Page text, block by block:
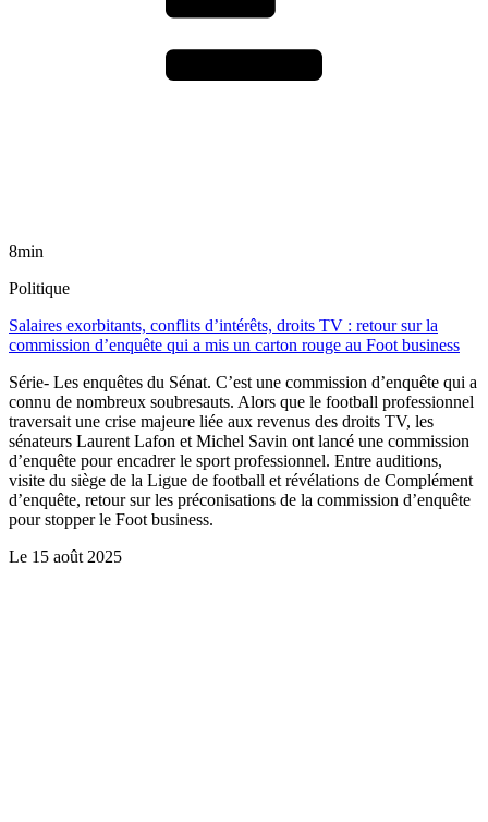
8min
Politique
Salaires exorbitants, conflits d’intérêts, droits TV : retour sur la
commission d’enquête qui a mis un carton rouge au Foot business
Série- Les enquêtes du Sénat. C’est une commission d’enquête qui a
connu de nombreux soubresauts. Alors que le football professionnel
traversait une crise majeure liée aux revenus des droits TV, les
sénateurs Laurent Lafon et Michel Savin ont lancé une commission
d’enquête pour encadrer le sport professionnel. Entre auditions,
visite du siège de la Ligue de football et révélations de Complément
d’enquête, retour sur les préconisations de la commission d’enquête
pour stopper le Foot business.
Le 15 août 2025